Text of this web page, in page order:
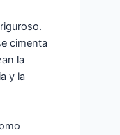
cimenta
la
y la